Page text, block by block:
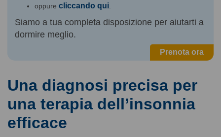
oppure cliccando qui
Siamo a tua completa disposizione per aiutarti a
dormire meglio.
Prenota ora
Una diagnosi precisa per
una terapia dell’insonnia
efficace